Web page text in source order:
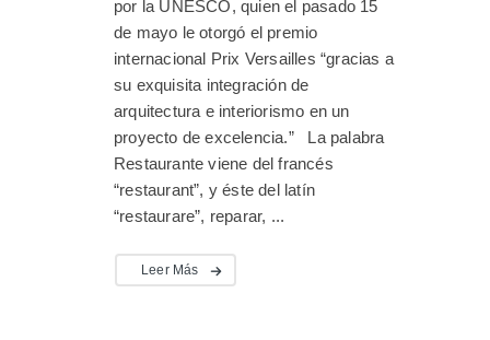
por la UNESCO, quien el pasado 15
de mayo le otorgó el premio
internacional Prix Versailles “gracias a
su exquisita integración de
arquitectura e interiorismo en un
proyecto de excelencia.” La palabra
Restaurante viene del francés
“restaurant”, y éste del latín
“restaurare”, reparar, ...
Leer Más